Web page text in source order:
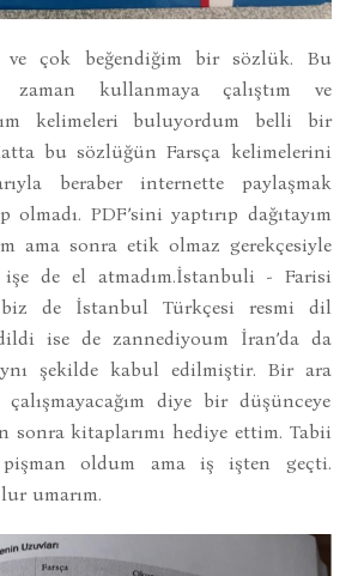
ve çok beğendiğim bir sözlük. Bu
zaman kullanmaya çalıştım ve
kelimeleri buluyordum belli bir
bu sözlüğün Farsça kelimelerini
beraber internette paylaşmak
PDF’sini yaptırıp dağıtayım
ama sonra etik olmaz gerekçesiyle
de el atmadım.İstanbuli - Farisi
de İstanbul Türkçesi resmi dil
ise de zannediyoum İran’da da
şekilde kabul edilmiştir. Bir ara
diye bir düşünceye
sonra kitaplarımı hediye ettim. Tabii
pişman oldum ama iş işten geçti.
umarım.